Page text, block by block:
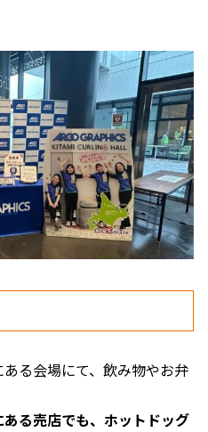
る会場にて、飲み物やお弁
る売店でも、ホットドッグ